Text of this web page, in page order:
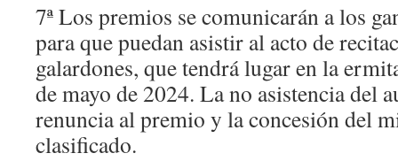
7ª Los premios se comunicarán a los
para que puedan asistir al acto de
galardones, que tendrá lugar en la
de mayo de 2024. La no asistencia del
renuncia al premio y la concesión del
clasificado.